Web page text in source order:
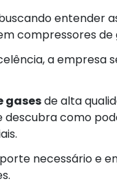
entender
compressores de
a empresa
gasesde alta
como
necessário e